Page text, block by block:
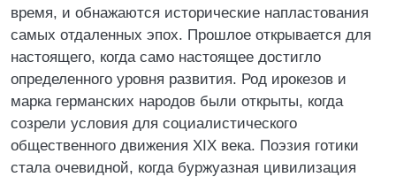
время, и обнажаются исторические напластования
самых отдаленных эпох. Прошлое открывается для
настоящего, когда само настоящее достигло
определенного уровня развития. Род ирокезов и
марка германских народов были открыты, когда
созрели условия для социалистического
общественного движения XIX века. Поэзия готики
стала очевидной, когда буржуазная цивилизация